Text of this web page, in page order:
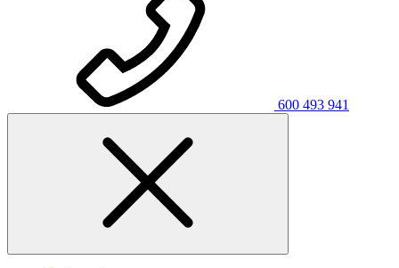
600 493 941